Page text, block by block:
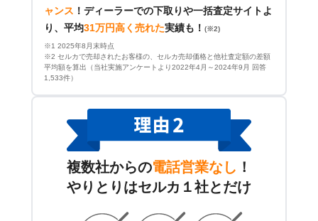
ャンス ！ ディーラーでの下取りや一括査定サイトよ
り、平均31万円高く売れた実績も！ (※2)
※1 2025年8月末時点
※2 セルカで売却されたお客様の、セルカ売却価格と他社査定額の差額
平均額を算出（当社実施アンケートより2022年4月～2024年9月 回答
1,533件）
複数社からの電話営業なし ！
やりとりはセルカ１社とだけ